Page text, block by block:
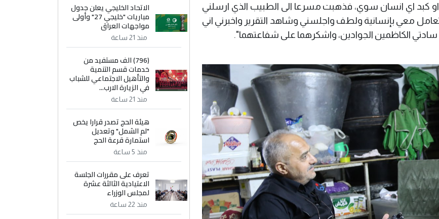
اي انسان سوي، فذهبت مسرعا الى الطبيب الذي ارسلني
معي بإنسانية ولطف واجلسني وشاهد التقرير واخبرني اني
الكاظمين الجوادين، واشكرهما على شفاعتهما".
الاتحاد الخليجي يعلن جدول
مباريات "خليجي 27" وأولى
مواجهات العراق
منذ 21 ساعة
(796) الف مستفيد من
خدمات قسم التنمية
والتأهيل الاجتماعي للشباب
في الزيارة الارب...
منذ 21 ساعة
هيئة الحج تصدر قرارا يخص
"لم الشمل" وتعديل
استمارة قرعة الحج
منذ 5 ساعة
تعرف على مقررات الجلسة
الاعتيادية الثالثة عشرة
لمجلس الوزراء
منذ 22 ساعة